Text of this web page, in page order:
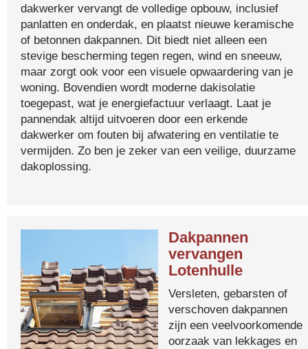
dakwerker vervangt de volledige opbouw, inclusief
panlatten en onderdak, en plaatst nieuwe keramische
of betonnen dakpannen. Dit biedt niet alleen een
stevige bescherming tegen regen, wind en sneeuw,
maar zorgt ook voor een visuele opwaardering van je
woning. Bovendien wordt moderne dakisolatie
toegepast, wat je energiefactuur verlaagt. Laat je
pannendak altijd uitvoeren door een erkende
dakwerker om fouten bij afwatering en ventilatie te
vermijden. Zo ben je zeker van een veilige, duurzame
dakoplossing.
Dakpannen
vervangen
Lotenhulle
Versleten, gebarsten of
verschoven dakpannen
zijn een veelvoorkomende
oorzaak van lekkages en